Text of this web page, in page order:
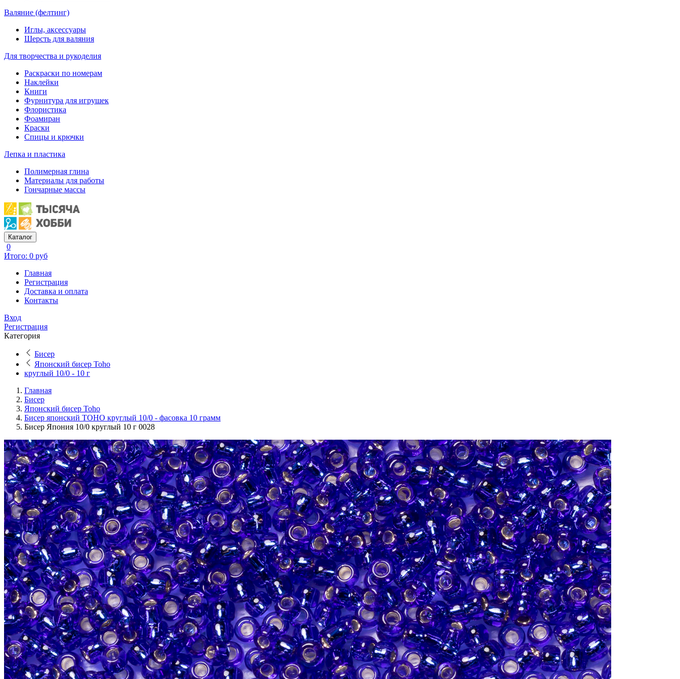
Валяние (фелтинг)
Иглы, аксессуары
Шерсть для валяния
Для творчества и рукоделия
Раскраски по номерам
Наклейки
Книги
Фурнитура для игрушек
Флористика
Фоамиран
Краски
Спицы и крючки
Лепка и пластика
Полимерная глина
Материалы для работы
Гончарные массы
Каталог
0
Итого: 0 руб
Главная
Регистрация
Доставка и оплата
Контакты
Вход
Регистрация
Категория
Бисер
Японский бисер Toho
круглый 10/0 - 10 г
Главная
Бисер
Японский бисер Toho
Бисер японский TOHO круглый 10/0 - фасовка 10 грамм
Бисер Япония 10/0 круглый 10 г 0028